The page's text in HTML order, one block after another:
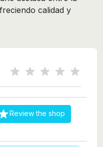
calidad y
Review the shop